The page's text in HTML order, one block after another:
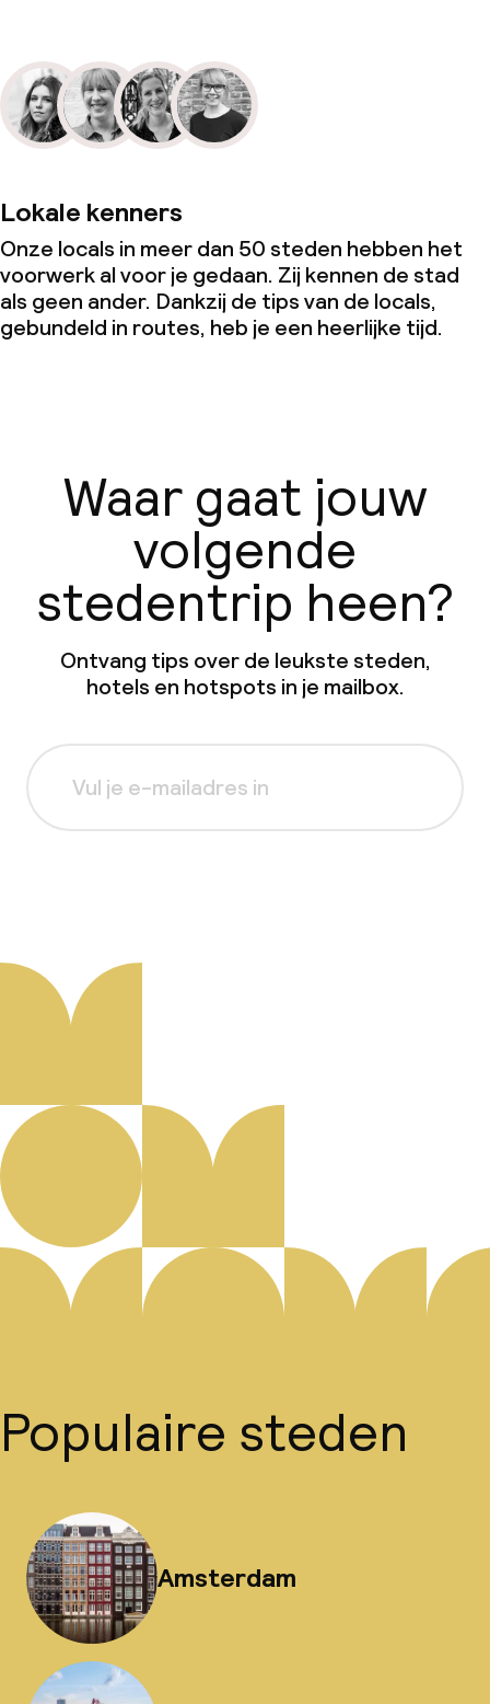
Lokale kenners
Onze locals in meer dan 50 steden hebben het
voorwerk al voor je gedaan. Zij kennen de stad
als geen ander. Dankzij de tips van de locals,
gebundeld in routes, heb je een heerlijke tijd.
Waar gaat jouw
volgende
stedentrip heen?
Ontvang tips over de leukste steden,
hotels en hotspots in je mailbox.
Populaire steden
Amsterdam